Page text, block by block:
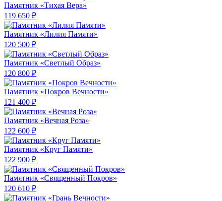
Памятник «Тихая Вера»
119 650 ₽
Памятник «Лилия Памяти»
120 500 ₽
Памятник «Светлый Образ»
120 800 ₽
Памятник «Покров Вечности»
121 400 ₽
Памятник «Вечная Роза»
122 600 ₽
Памятник «Круг Памяти»
122 900 ₽
Памятник «Священный Покров»
120 610 ₽